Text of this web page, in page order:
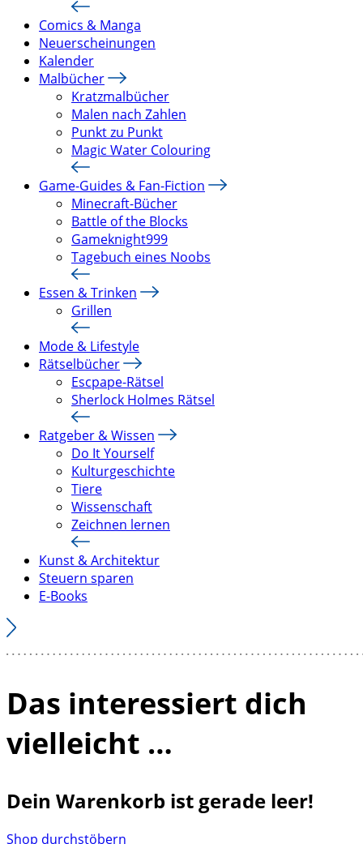
Comics & Manga
Neuerscheinungen
Kalender
Malbücher
Kratzmalbücher
Malen nach Zahlen
Punkt zu Punkt
Magic Water Colouring
Game-Guides & Fan-Fiction
Minecraft-Bücher
Battle of the Blocks
Gameknight999
Tagebuch eines Noobs
Essen & Trinken
Grillen
Mode & Lifestyle
Rätselbücher
Escpape-Rätsel
Sherlock Holmes Rätsel
Ratgeber & Wissen
Do It Yourself
Kulturgeschichte
Tiere
Wissenschaft
Zeichnen lernen
Kunst & Architektur
Steuern sparen
E-Books
Das interessiert dich
vielleicht …
Dein Warenkorb ist gerade leer!
Shop durchstöbern